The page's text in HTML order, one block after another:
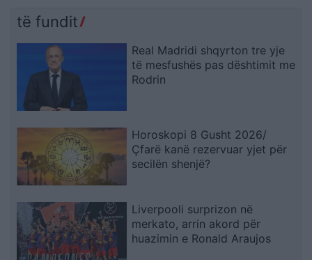
të fundit
Real Madridi shqyrton tre yje
të mesfushës pas dështimit me
Rodrin
Horoskopi 8 Gusht 2026/
Çfarë kanë rezervuar yjet për
secilën shenjë?
Liverpooli surprizon në
merkato, arrin akord për
huazimin e Ronald Araujos